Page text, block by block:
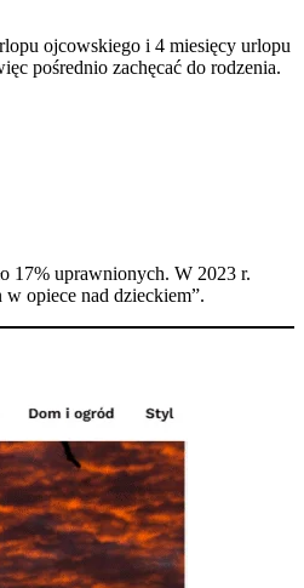
ojcowskiego i 4 miesięcy urlopu
pośrednio zachęcać do rodzenia.
17% uprawnionych. W 2023 r.
opiece nad dzieckiem”.